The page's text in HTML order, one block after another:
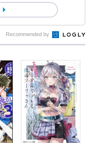
Recommended by